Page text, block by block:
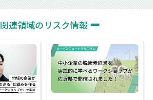
関連領域のリスク情報